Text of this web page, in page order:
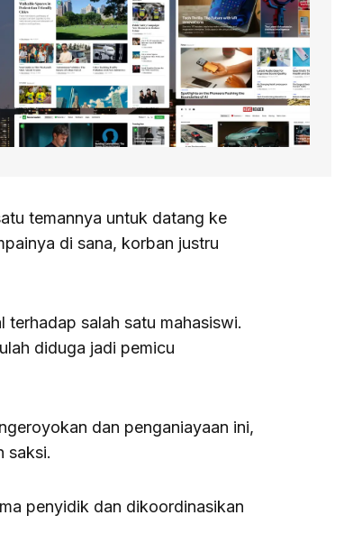
temannya untuk datang ke
di sana, korban justru
terhadap salah satu mahasiswi.
diduga jadi pemicu
dan penganiayaan ini,
saksi.
penyidik dan dikoordinasikan